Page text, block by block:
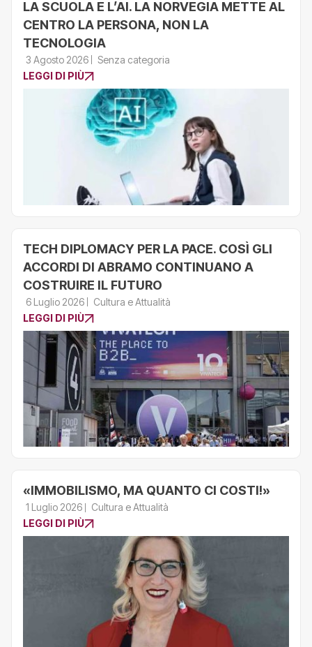
LA SCUOLA E L’AI. LA NORVEGIA METTE AL
CENTRO LA PERSONA, NON LA
TECNOLOGIA
3 Agosto 2026
Senza categoria
LEGGI DI PIÙ
TECH DIPLOMACY PER LA PACE. COSÌ GLI
ACCORDI DI ABRAMO CONTINUANO A
COSTRUIRE IL FUTURO
6 Luglio 2026
Cultura e Attualità
LEGGI DI PIÙ
«IMMOBILISMO, MA QUANTO CI COSTI!»
1 Luglio 2026
Cultura e Attualità
LEGGI DI PIÙ